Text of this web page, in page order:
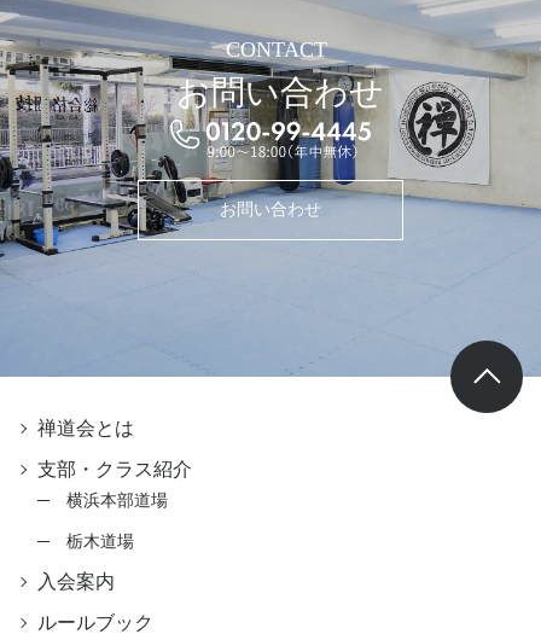
CONTACT
お問い合わせ
お問い合わせ
禅道会とは
支部・クラス紹介
横浜本部道場
栃木道場
入会案内
ルールブック